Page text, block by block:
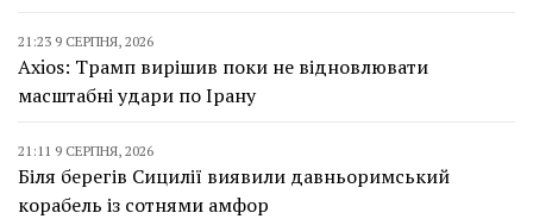
21:23 9 СЕРПНЯ, 2026
Axios: Трамп вирішив поки не відновлювати
масштабні удари по Ірану
21:11 9 СЕРПНЯ, 2026
Біля берегів Сицилії виявили давньоримський
корабель із сотнями амфор